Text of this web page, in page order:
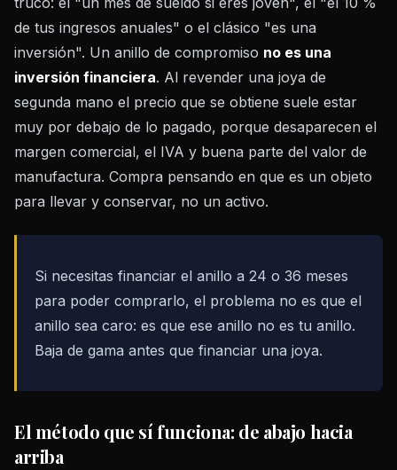
de tus ingresos anuales" o el clásico "es una
inversión". Un anillo de compromiso no es una
inversión financiera. Al revender una joya de
segunda mano el precio que se obtiene suele estar
muy por debajo de lo pagado, porque desaparecen el
margen comercial, el IVA y buena parte del valor de
manufactura. Compra pensando en que es un objeto
para llevar y conservar, no un activo.
Si necesitas financiar el anillo a 24 o 36 meses
para poder comprarlo, el problema no es que el
anillo sea caro: es que ese anillo no es tu anillo.
Baja de gama antes que financiar una joya.
El método que sí funciona: de abajo hacia
arriba